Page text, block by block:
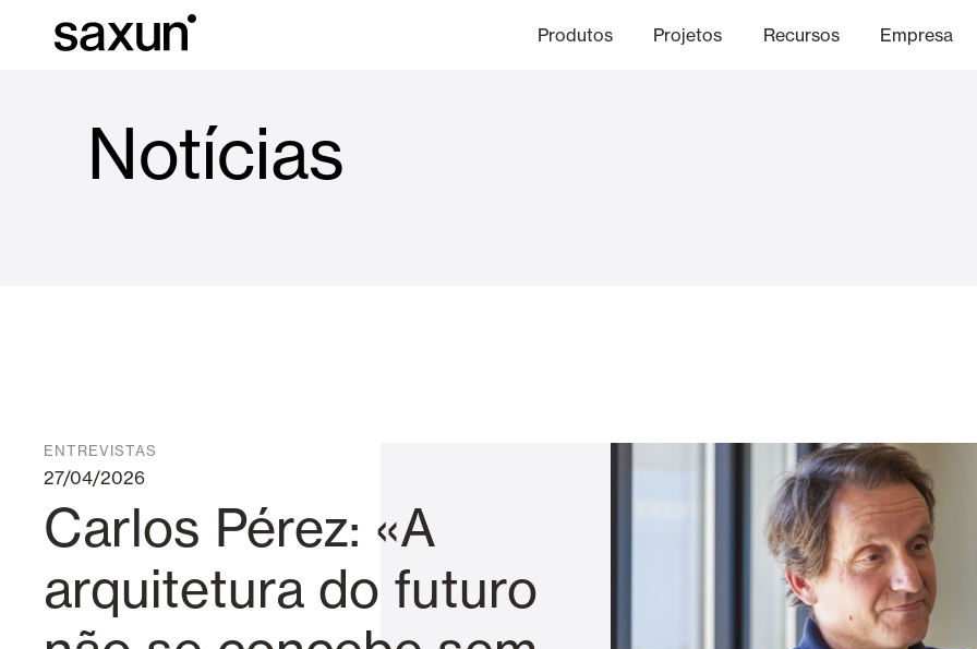
Produtos
Cortinas de Vidro Alicantinas e Cortinas exteriores Toldos
Projetos Recursos Empresa
Notícias
ENTREVISTAS
27/04/2026
Carlos Pérez: «A
arquitetura do futuro